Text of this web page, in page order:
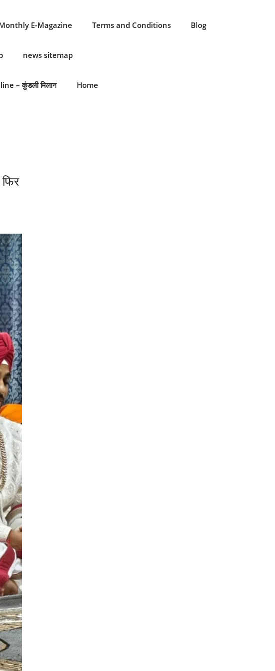
E-Magazine Terms and Conditions Blog
news sitemap
– कुंडली मिलान Home